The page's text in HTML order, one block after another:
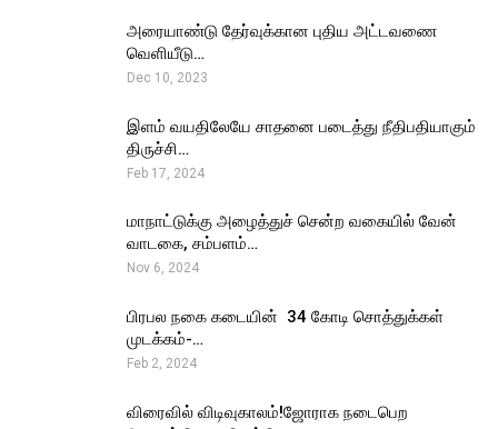
அரையாண்டு தேர்வுக்கான புதிய அட்டவணை
வெளியீடு…
Dec 10, 2023
இளம் வயதிலேயே சாதனை படைத்து நீதிபதியாகும்
திருச்சி…
Feb 17, 2024
மாநாட்டுக்கு அழைத்துச் சென்ற வகையில் வேன்
வாடகை, சம்பளம்…
Nov 6, 2024
பிரபல நகை கடையின் ₹ 34 கோடி சொத்துக்கள்
முடக்கம்-…
Feb 2, 2024
விரைவில் விடிவுகாலம்!ஜோராக நடைபெற